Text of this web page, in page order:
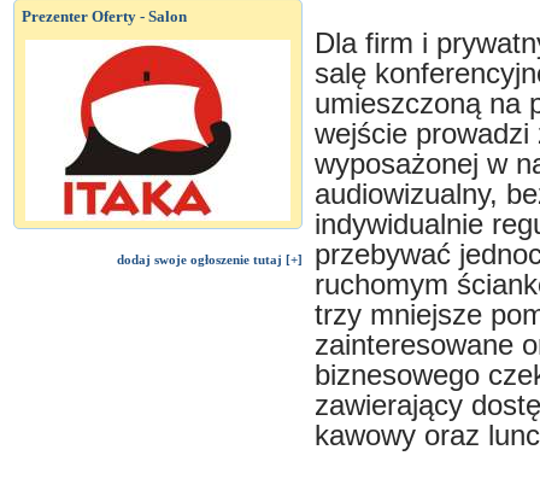
Prezenter Oferty - Salon
dodaj swoje ogłoszenie tutaj [+]
Dla firm i
salę
umieszczoną na
wejście
wyposażonej w
audiowizualny,
indywidualnie
przebywać
ruchomym
trzy mniejsze
zainteresowane
biznesowego
zawierający
kawowy oraz